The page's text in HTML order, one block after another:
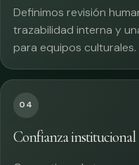
Definimos revisión
trazabilidad interna y
para equipos culturales.
04
Confianza institucional